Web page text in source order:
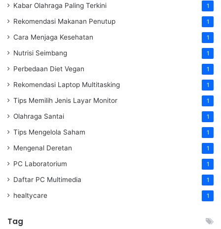
Kabar Olahraga Paling Terkini 1
Rekomendasi Makanan Penutup 1
Cara Menjaga Kesehatan 1
Nutrisi Seimbang 1
Perbedaan Diet Vegan 1
Rekomendasi Laptop Multitasking 1
Tips Memilih Jenis Layar Monitor 1
Olahraga Santai 1
Tips Mengelola Saham 1
Mengenal Deretan 1
PC Laboratorium 1
Daftar PC Multimedia 1
healtycare 1
Tag